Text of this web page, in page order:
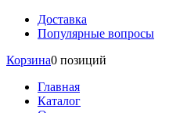
Доставка
Популярные вопросы
Корзина0 позиций
Главная
Каталог